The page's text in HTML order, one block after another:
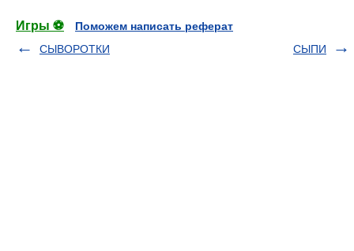
Игры ⚽
Поможем написать реферат
СЫВОРОТКИ
СЫПИ